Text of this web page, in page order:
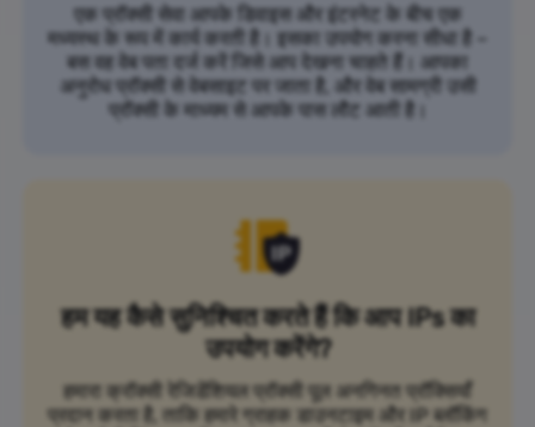
एक प्रॉक्सी सेवा आपके डिवाइस और इंटरनेट के बीच एक
मध्यस्थ के रूप में कार्य करती है। इसका उपयोग करना सीधा है –
बस वह वेब पता दर्ज करें जिसे आप देखना चाहते हैं। आपका
अनुरोध प्रॉक्सी से वेबसाइट पर जाता है, और वेब सामग्री उसी
प्रॉक्सी के माध्यम से आपके पास लौट आती है।
हम यह कैसे सुनिश्चित करते हैं कि आप IPs का
उपयोग करेंगे?
हमारा क्रॉक्सी रेजिडेंशियल प्रॉक्सी पूल अनगिनत प्रॉक्सियाँ
प्रदान करता है, ताकि हमारे ग्राहक डाउनटाइम और IP ब्लॉकिंग